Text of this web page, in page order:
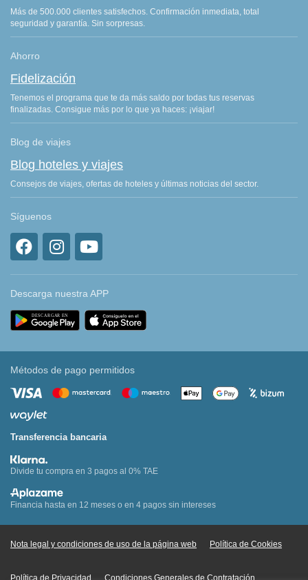
Más de 500.000 clientes satisfechos. Confirmación inmediata, total
seguridad y garantía. Sin sorpresas.
Ahorro
Fidelización
Tenemos el programa que te da más saldo por todas tus reservas
finalizadas. Consigue más por lo que ya haces: ¡viajar!
Blog de viajes
Blog hoteles y viajes
Consejos de viajes, ofertas de hoteles y últimas noticias del sector.
Síguenos
Descarga nuestra APP
Métodos de pago permitidos
Transferencia bancaria
Divide tu compra en 3 pagos al 0% TAE
Financia hasta en 12 meses o en 4 pagos sin intereses
Nota legal y condiciones de uso de la página web Política de Cookies
Política de Privacidad Condiciones Generales de Contratación